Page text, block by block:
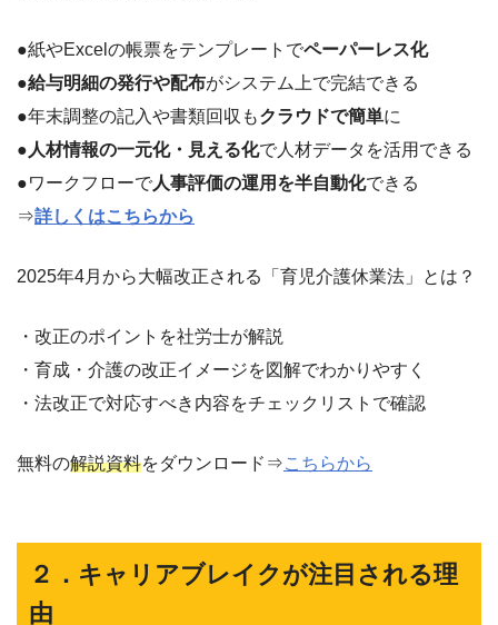
●紙やExcelの帳票をテンプレートでペーパーレス化
●給与明細の発行や配布がシステム上で完結できる
●年末調整の記入や書類回収もクラウドで簡単に
● 人材情報の一元化・見える化で人材データを活用できる
●ワークフローで人事評価の運用を半自動化できる
⇒詳しくはこちらから
2025年4月から大幅改正される「育児介護休業法」とは？
・改正のポイントを社労士が解説
・育成・介護の改正イメージを図解でわかりやすく
・法改正で対応すべき内容をチェックリストで確認
無料の解説資料をダウンロード⇒こちらから
２．キャリアブレイクが注目される理
由